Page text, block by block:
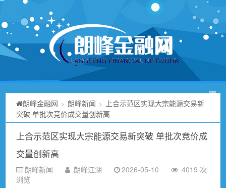
朗峰金融网 > 朗峰新闻 >
上合示范区实现大宗能源交易新
突破 单批次竞价成交量创新高
上合示范区实现大宗能源交易新突破 单批次竞价成
交量创新高
朗峰新闻 朗峰江湖 2026-05-10
4019 次
浏览